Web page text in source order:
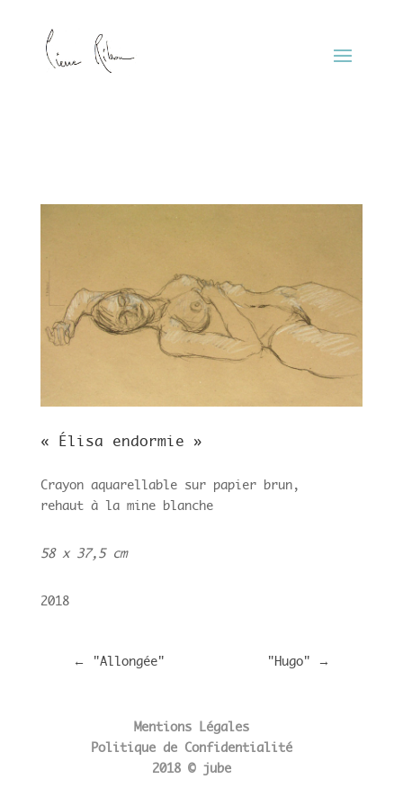
« Élisa endormie »
Crayon aquarellable sur papier brun,
rehaut à la mine blanche
58 x 37,5 cm
2018
← "Allongée" "Hugo" →
Mentions Légales
Politique de Confidentialité
2018 © jube